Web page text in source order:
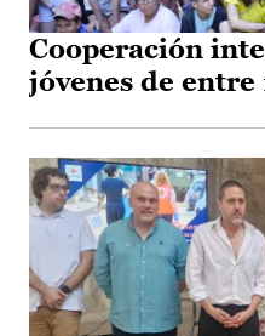
Cooperación
jóvenes de entre